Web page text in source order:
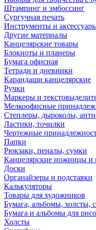
Штампинг и эмбоссинг
Сургучная печать
Инструменты и
Другие материалы
Канцелярские товары
Блокноты и планеры
Бумага офисная
Тетради и дневники
Карандаши канцелярские
Ручки
Маркеры и
Мелкоофисные
Степлеры, дыроколы,
Ластики, точилки
Чертежные
Папки
Рюкзаки, пеналы, сумки
Канцелярские ножницы и
Доски
Органайзеры и подставки
Калькуляторы
Товары для художников
Бумага, альбомы, холсты,
Бумага и альбомы для
Холсты